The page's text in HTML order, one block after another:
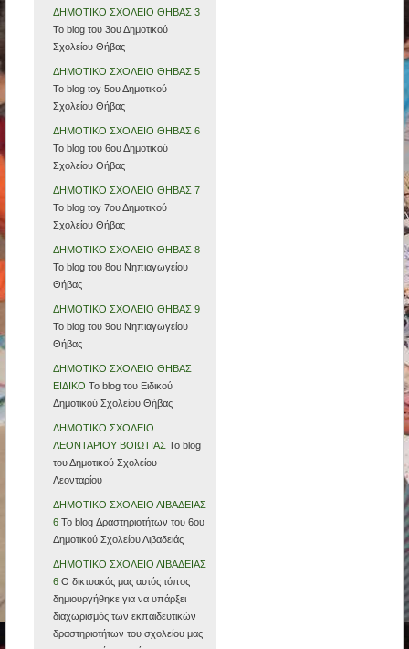
ΔΗΜΟΤΙΚΟ ΣΧΟΛΕΙΟ ΘΗΒΑΣ 3
Το blog του 3ου Δημοτικού
Σχολείου Θήβας
ΔΗΜΟΤΙΚΟ ΣΧΟΛΕΙΟ ΘΗΒΑΣ 5
Το blog toy 5ου Δημοτικού
Σχολείου Θήβας
ΔΗΜΟΤΙΚΟ ΣΧΟΛΕΙΟ ΘΗΒΑΣ 6
Το blog τoυ 6ου Δημοτικού
Σχολείου Θήβας
ΔΗΜΟΤΙΚΟ ΣΧΟΛΕΙΟ ΘΗΒΑΣ 7
To blog toy 7ου Δημοτικού
Σχολείου Θήβας
ΔΗΜΟΤΙΚΟ ΣΧΟΛΕΙΟ ΘΗΒΑΣ 8
Το blog του 8ου Νηπιαγωγείου
Θήβας
ΔΗΜΟΤΙΚΟ ΣΧΟΛΕΙΟ ΘΗΒΑΣ 9
Το blog του 9ου Νηπιαγωγείου
Θήβας
ΔΗΜΟΤΙΚΟ ΣΧΟΛΕΙΟ ΘΗΒΑΣ
ΕΙΔΙΚΟ Το blog του Ειδικού
Δημοτικού Σχολείου Θήβας
ΔΗΜΟΤΙΚΟ ΣΧΟΛΕΙΟ
ΛΕΟΝΤΑΡΙΟΥ ΒΟΙΩΤΙΑΣ Το blog
του Δημοτικού Σχολείου
Λεονταρίου
ΔΗΜΟΤΙΚΟ ΣΧΟΛΕΙΟ ΛΙΒΑΔΕΙΑΣ
6Το blog Δραστηριοτήτων του 6ου
Δημοτικού Σχολείου Λιβαδειάς
ΔΗΜΟΤΙΚΟ ΣΧΟΛΕΙΟ ΛΙΒΑΔΕΙΑΣ
6Ο δικτυακός μας αυτός τόπος
δημιουργήθηκε για να υπάρξει
διαχωρισμός των εκπαιδευτικών
δραστηριοτήτων του σχολείου μας